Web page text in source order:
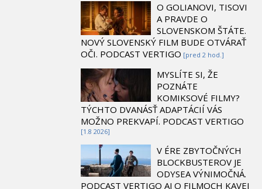
O GOLIANOVI, TISOVI
A PRAVDE O
SLOVENSKOM ŠTÁTE.
NOVÝ SLOVENSKÝ FILM BUDE OTVÁRAŤ
OČI. PODCAST VERTIGO [pred 2 hod.]
MYSLÍTE SI, ŽE
POZNÁTE
KOMIKSOVÉ FILMY?
TÝCHTO DVANÁSŤ ADAPTÁCIÍ VÁS
MOŽNO PREKVAPÍ. PODCAST VERTIGO
[1.8 2026]
V ÉRE ZBYTOČNÝCH
BLOCKBUSTEROV JE
ODYSEA VÝNIMOČNÁ.
PODCAST VERTIGO AJ O FILMOCH KAVEJ